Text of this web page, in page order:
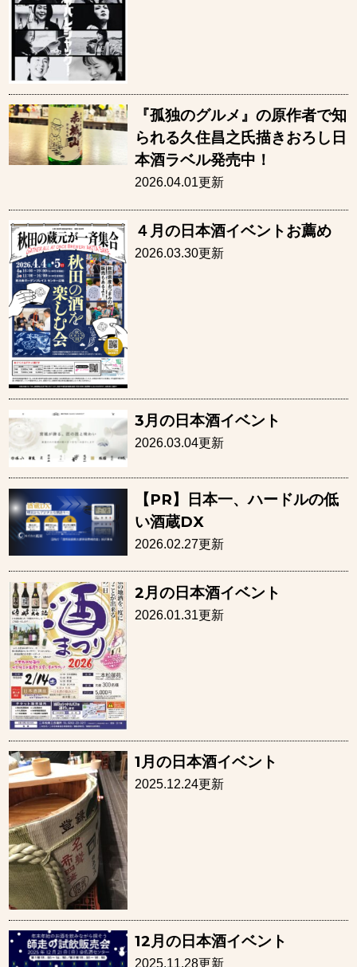
『孤独のグルメ』の原作者で知
られる久住昌之氏描きおろし日
本酒ラベル発売中！
2026.04.01更新
４月の日本酒イベントお薦め
2026.03.30更新
3月の日本酒イベント
2026.03.04更新
【PR】日本一、ハードルの低
い酒蔵DX
2026.02.27更新
2月の日本酒イベント
2026.01.31更新
1月の日本酒イベント
2025.12.24更新
12月の日本酒イベント
2025.11.28更新